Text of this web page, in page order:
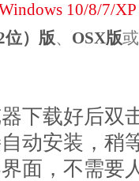
10/8/7/
位）版、 OSX版或
下载好后双
动安装，稍
面，不需要